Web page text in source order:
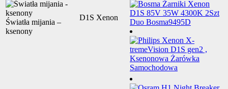
Światła mijania –
ksenony
D1S Xenon